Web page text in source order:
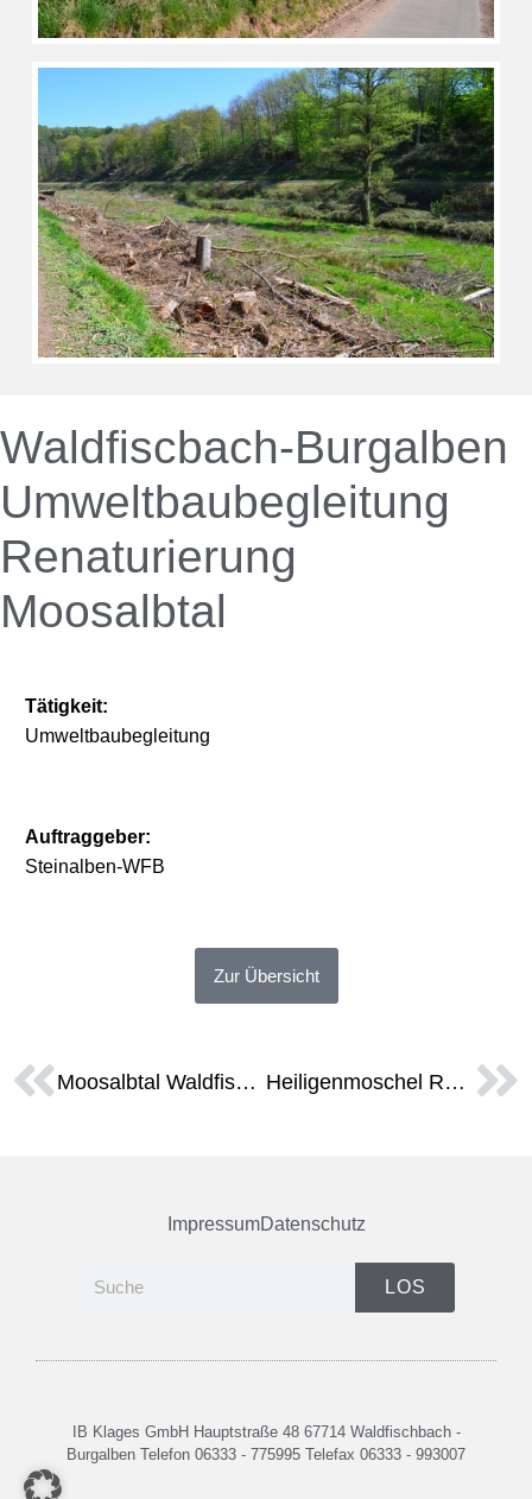
Waldfiscbach-Burgalben
Umweltbaubegleitung
Renaturierung
Moosalbtal
Tätigkeit:
Umweltbaubegleitung
Auftraggeber:
Steinalben-WFB
Zur Übersicht
Moosalbtal Waldfischbach-Burgalben Fachbeitrag Naturschutz Heiligenmoschel Rosenstraße und im Pfarrhof
ImpressumDatenschutz
LOS
IB Klages GmbH Hauptstraße 48 67714 Waldfischbach -
Burgalben Telefon 06333 - 775995 Telefax 06333 - 993007